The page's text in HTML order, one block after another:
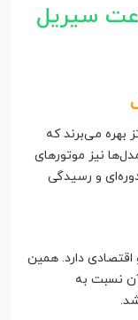
سیریل
بهره می‌برند که
نیز موتورهای
و رسیدگی
اقتصادی دارد. همین
نسبت به